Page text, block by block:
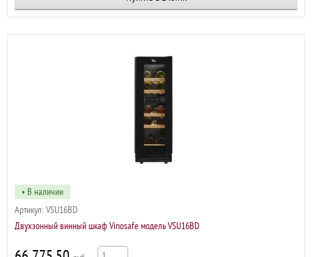
• В наличии
Артикул: VSU16BD
Двухзонный винный шкаф Vinosafe модель VSU16BD